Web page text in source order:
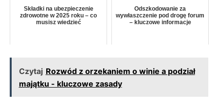
Składki na ubezpieczenie
zdrowotne w 2025 roku – co
musisz wiedzieć
Odszkodowanie za
wywłaszczenie pod drogę forum
– kluczowe informacje
Czytaj Rozwód z orzekaniem o winie a podział
majątku - kluczowe zasady